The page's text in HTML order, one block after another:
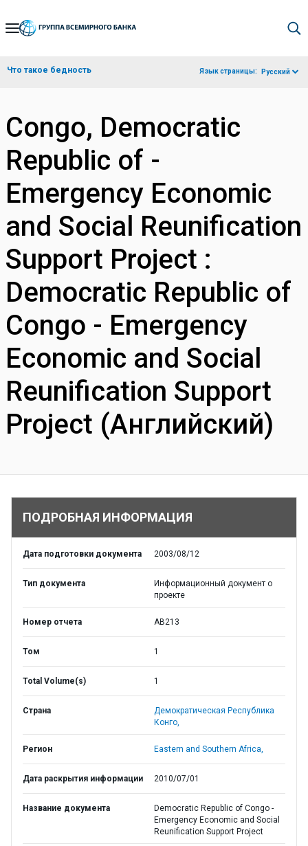
Skip
Navigation
Что такое бедность Язык страницы: Русский
Congo, Democratic
Republic of -
Emergency Economic
and Social Reunification
Support Project :
Democratic Republic of
Congo - Emergency
Economic and Social
Reunification Support
Project (Английский)
ПОДРОБНАЯ ИНФОРМАЦИЯ
Дата подготовки документа 2003/08/12
Тип документа
Информационный документ о
проекте
Номер отчета AB213
Том 1
Total Volume(s) 1
Страна
Демократическая Республика
Конго,
Регион Eastern and Southern Africa,
Дата раскрытия информации 2010/07/01
Название документа
Democratic Republic of Congo -
Emergency Economic and Social
Reunification Support Project